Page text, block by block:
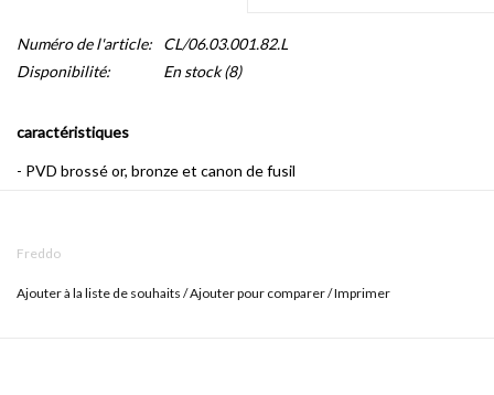
Numéro de l'article:
CL/06.03.001.82.L
Disponibilité:
En stock(8)
caractéristiques
- PVD brossé or, bronze et canon de fusil
Freddo
Ajouter à la liste de souhaits /Ajouter pour comparer/Imprimer